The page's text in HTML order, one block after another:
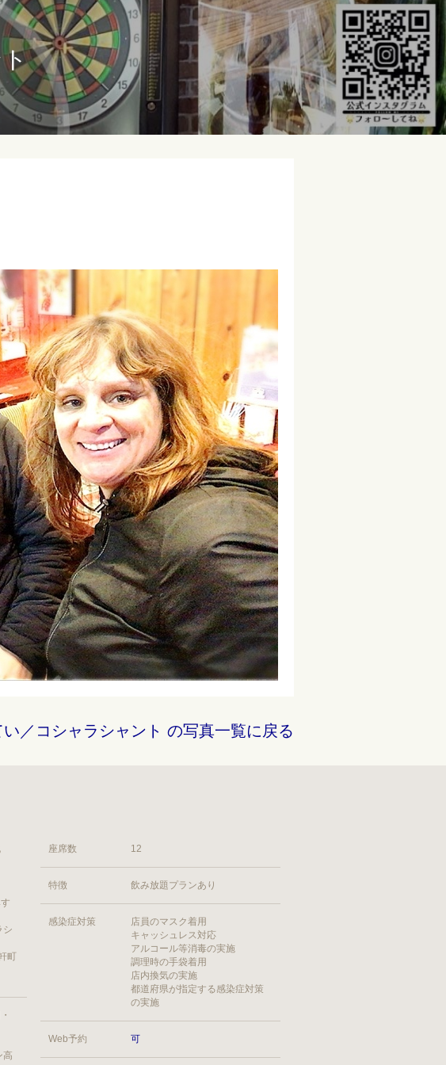
／コシャラシャント の写真一覧に戻る
シ
町
高
座席数 12
特徴 飲み放題プランあり
感染症対策
店員のマスク着用
キャッシュレス対応
アルコール等消毒の実施
調理時の手袋着用
店内換気の実施
都道府県が指定する感染症対策
の実施
Web予約 可